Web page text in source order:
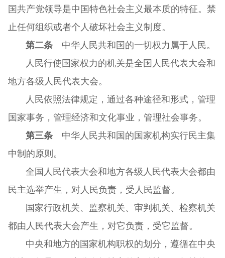
国共产党领导是中国特色社会主义最本质的特征。禁
止任何组织或者个人破坏社会主义制度。
第二条中华人民共和国的一切权力属于人民。
人民行使国家权力的机关是全国人民代表大会和
地方各级人民代表大会。
人民依照法律规定，通过各种途径和形式，管理
国家事务，管理经济和文化事业，管理社会事务。
第三条中华人民共和国的国家机构实行民主集
中制的原则。
全国人民代表大会和地方各级人民代表大会都由
民主选举产生，对人民负责，受人民监督。
国家行政机关、监察机关、审判机关、检察机关
都由人民代表大会产生，对它负责，受它监督。
中央和地方的国家机构职权的划分，遵循在中央